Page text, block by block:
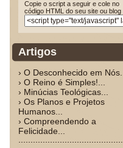
Copie o script a seguir e cole no
código HTML do seu site ou blog
Artigos
› O Desconhecido em Nós...
› O Reino é Simples!...
› Minúcias Teológicas...
› Os Planos e Projetos
Humanos...
› Compreendendo a
Felicidade...